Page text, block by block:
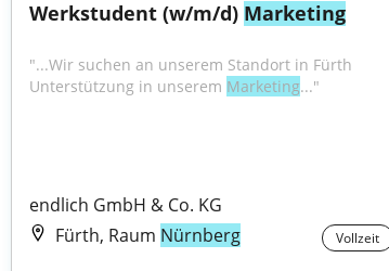
Werkstudent (w/m/d) Marketing
"...Wir suchen an unserem Standort in Fürth
Unterstützung in unserem Marketing..."
endlich GmbH & Co. KG
Fürth, Raum Nürnberg Vollzeit